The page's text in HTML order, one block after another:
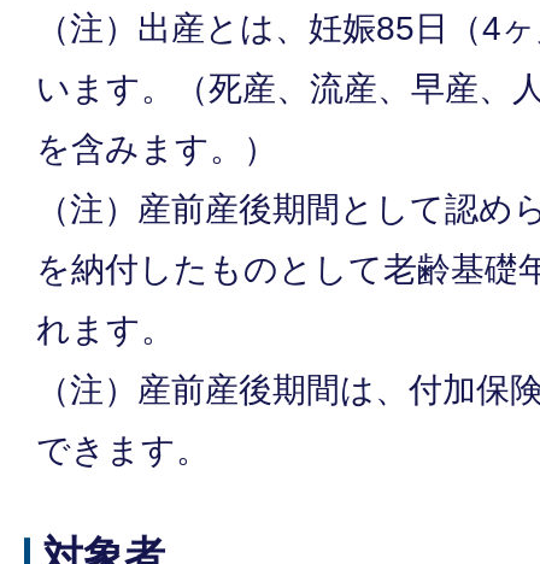
（注）出産とは、妊娠85日（4
います。（死産、流産、早産、
を含みます。）
（注）産前産後期間として認め
を納付したものとして老齢基礎
れます。
（注）産前産後期間は、付加保
できます。